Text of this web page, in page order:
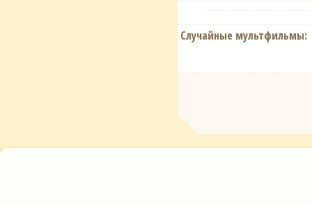
Случайные мультфильмы: